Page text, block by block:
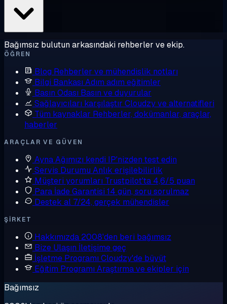
Bağımsız bulutun arkasındaki rehberler ve ekip.
ÖĞREN
Blog Rehberler ve mühendislik notları
Bilgi Bankası Adım adım eğitimler
Basın Odası Basın ve duyurular
Sağlayıcıları karşılaştır Cloudzy ve alternatifleri
Tüm kaynaklar Rehberler, dokümanlar, araçlar,
haberler
ARAÇLAR VE GÜVEN
AynaAğımızı kendi IP'nizden test edin
Servis Durumu Anlık erişilebilirlik
Müşteri yorumları Trustpilot'ta 4,6/5 puan
Para İade Garantisi 14 gün, soru sorulmaz
Destek al 7/24, gerçek mühendisler
ŞIRKET
Hakkımızda 2008'den beri bağımsız
Bize Ulaşın İletişime geç
İşletme Programı Cloudzy'de büyüt
Eğitim Programı Araştırma ve ekipler için
Bağımsız